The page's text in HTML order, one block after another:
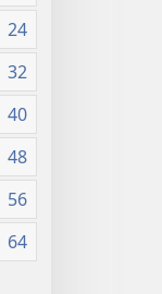
24
32
40
48
56
64